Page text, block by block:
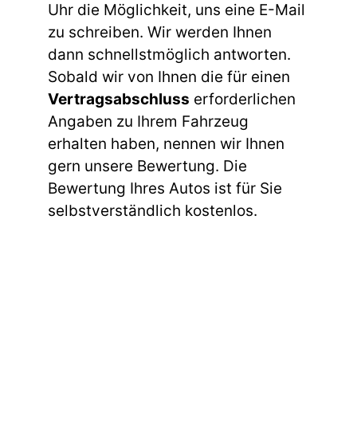
Uhr die Möglichkeit, uns eine E-Mail
zu schreiben. Wir werden Ihnen
dann schnellstmöglich antworten.
Sobald wir von Ihnen die für einen
Vertragsabschluss erforderlichen
Angaben zu Ihrem Fahrzeug
erhalten haben, nennen wir Ihnen
gern unsere Bewertung. Die
Bewertung Ihres Autos ist für Sie
selbstverständlich kostenlos.